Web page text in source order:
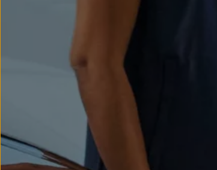
Rozwiązania transportowe i
Elektronika i rozrywka
Usługi cyfrowe
Aktualizacje oprogramowania,
Aplikacje Volkswagen, logowanie i
Znajdź usługi dla swojego modelu
Połączenie telefonu komórkowego
We Charge
Strefa kierowcy
Elektroniczna Instrukcja Obsługi
Informacje dla klientów
Informator o pojeździe
Gwarancje
Lampki ostrzegawcze i
Starsze modele i generacje –